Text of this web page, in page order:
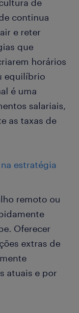
de
continua
e reter
que
horários
equilíbrio
é uma
salariais,
as taxas de
estratégia
remoto ou
Oferecer
extras de
atuais e por